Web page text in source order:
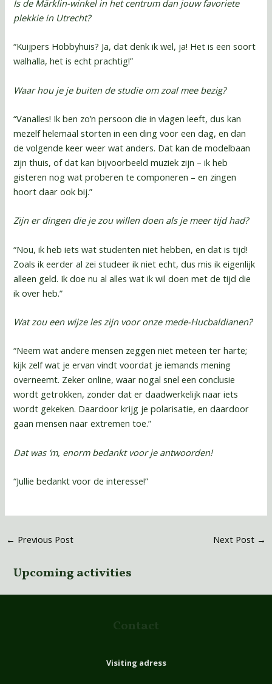
Is de Märklin-winkel in het centrum dan jouw favoriete
plekkie in Utrecht?
“Kuijpers Hobbyhuis? Ja, dat denk ik wel, ja! Het is een soort
walhalla, het is echt prachtig!”
Waar hou je je buiten de studie om zoal mee bezig?
“Vanalles! Ik ben zo’n persoon die in vlagen leeft, dus kan
mezelf helemaal storten in een ding voor een dag, en dan
de volgende keer weer wat anders. Dat kan de modelbaan
zijn thuis, of dat kan bijvoorbeeld muziek zijn – ik heb
gisteren nog wat proberen te componeren – en zingen
hoort daar ook bij.”
Zijn er dingen die je zou willen doen als je meer tijd had?
“Nou, ik heb iets wat studenten niet hebben, en dat is tijd!
Zoals ik eerder al zei studeer ik niet echt, dus mis ik eigenlijk
alleen geld. Ik doe nu al alles wat ik wil doen met de tijd die
ik over heb.”
Wat zou een wijze les zijn voor onze mede-Hucbaldianen?
“Neem wat andere mensen zeggen niet meteen ter harte;
kijk zelf wat je ervan vindt voordat je iemands mening
overneemt. Zeker online, waar nogal snel een conclusie
wordt getrokken, zonder dat er daadwerkelijk naar iets
wordt gekeken. Daardoor krijg je polarisatie, en daardoor
gaan mensen naar extremen toe.”
Dat was ‘m, enorm bedankt voor je antwoorden!
“Jullie bedankt voor de interesse!”
← Previous Post Next Post →
Upcoming activities
Contact
Visiting adress